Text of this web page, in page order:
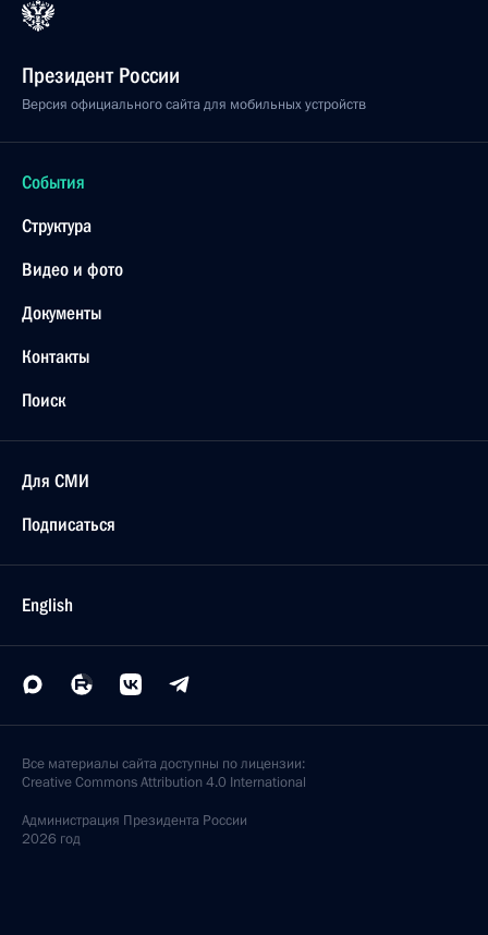
Президент России
Версия официального сайта для мобильных устройств
События
Структура
Видео и фото
Документы
Контакты
Поиск
Для СМИ
Подписаться
English
Все материалы сайта доступны по лицензии:
Creative Commons Attribution 4.0 International
Администрация Президента России
2026 год